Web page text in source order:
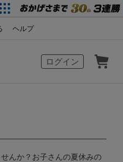
ヘルプ
ログイン
んか？お子さんの夏休みの